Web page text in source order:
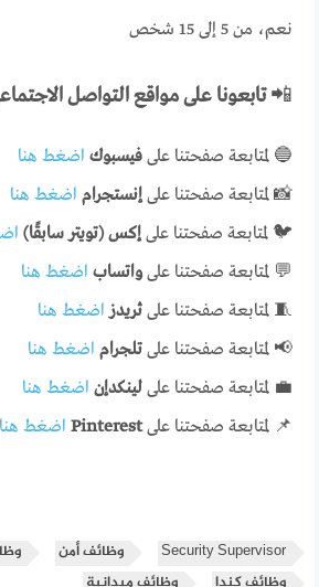
نعم، من 5 إلى 15 شخص
📲تابعونا على مواقع التواصل
🔵 لمتابعة صفحتنا علىفيسبوك اضغط هنا
📸 لمتابعة صفحتنا علىإنستجرام اضغط هنا
🐦 لمتابعة صفحتنا علىإكس (تويتر سابقًا)
💬 لمتابعة صفحتنا علىواتساب اضغط هنا
🧵 لمتابعة صفحتنا علىثريدز اضغط هنا
📢 لمتابعة صفحتنا علىتلجرام اضغط هنا
💼 لمتابعة صفحتنا علىلينكدإن اضغط هنا
📌 لمتابعة صفحتنا علىPinterest اضغط هنا
Security Supervisor وظائف أمن